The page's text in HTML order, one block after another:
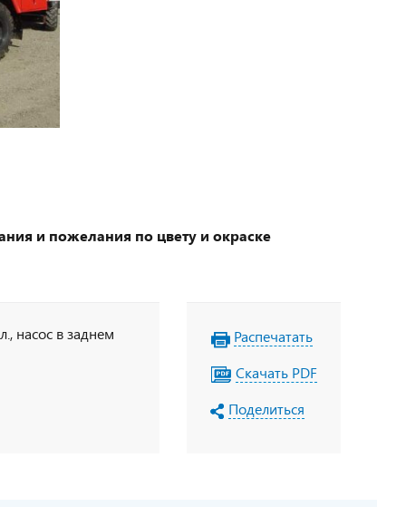
и пожелания по цвету и окраске
насос в заднем
Распечатать
Скачать PDF
Поделиться